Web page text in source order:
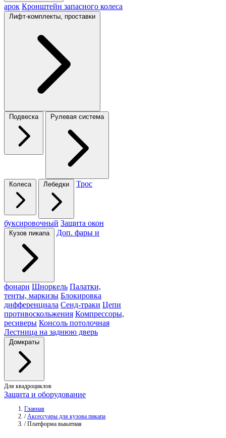
арок Кронштейн запасного колеса
Лифт-комплекты, проставки
Подвеска Рулевая система
Колеса Лебедки Трос
буксировочный Защита окон
Кузов пикапа Доп. фары и
фонари Шноркель Палатки,
тенты, маркизы Блокировка
дифференциала Сенд-траки Цепи
противоскольжения Компрессоры,
ресиверы Консоль потолочная
Лестница на заднюю дверь
Домкраты
Для квадроциклов
Защита и оборудование
Главная
/ Аксессуары для кузова пикапа
/ Платформа выкатная